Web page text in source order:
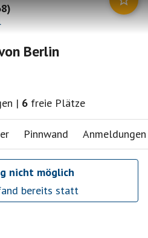
)
Berlin
| 6 freie Plätze
Pinnwand Anmeldungen
nicht möglich
bereits statt